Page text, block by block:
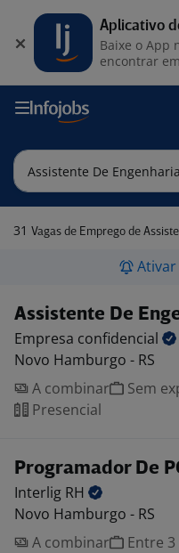
31 Vagas de Emprego de Assistente de
Ativar
Assistente De
Empresa confidencial
Novo Hamburgo - RS
A combinar
Sem
Presencial
Programador De
Interlig RH
Novo Hamburgo - RS
A combinar
Entre 3
Aplicativo
Baixe o App
encontrar